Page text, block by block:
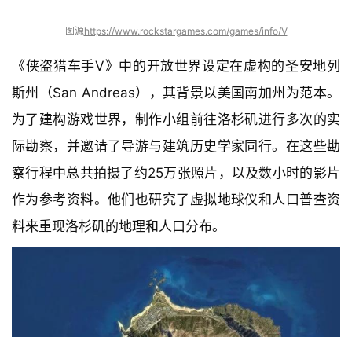
图源https://www.rockstargames.com/games/info/V
《侠盗猎车手V》中的开放世界设定在虚构的圣安地列
斯州（San Andreas），其背景以美国南加州为范本。
为了建构游戏世界，制作小组前往洛杉矶进行多次的实
际勘察，并邀请了导游与建筑历史学家同行。在这些勘
察行程中总共拍摄了约25万张照片，以及数小时的影片
作为参考资料。他们也研究了虚拟地球仪和人口普查资
料来重现洛杉矶的地理和人口分布。